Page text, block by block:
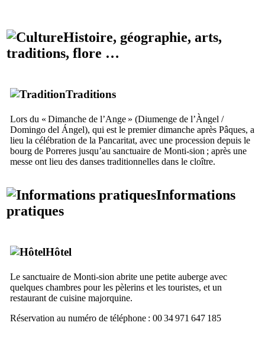
Histoire, géographie, arts,
traditions, flore …
Traditions
Lors du « Dimanche de l’Ange » (Diumenge de l’Àngel /
Domingo del Ángel), qui est le premier dimanche après Pâques, a
lieu la célébration de la Pancaritat, avec une procession depuis le
bourg de Porreres jusqu’au sanctuaire de Monti-sion ; après une
messe ont lieu des danses traditionnelles dans le cloître.
Informations
pratiques
Hôtel
Le sanctuaire de Monti-sion abrite une petite auberge avec
quelques chambres pour les pèlerins et les touristes, et un
restaurant de cuisine majorquine.
Réservation au numéro de téléphone : 00 34 971 647 185